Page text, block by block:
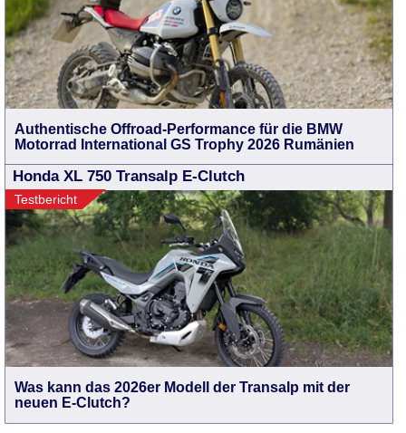
Authentische Offroad-Performance für die BMW
Motorrad International GS Trophy 2026 Rumänien
Honda XL 750 Transalp E-Clutch
Testbericht
Was kann das 2026er Modell der Transalp mit der
neuen E-Clutch?